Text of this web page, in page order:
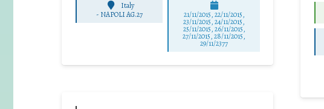
Italy
- NAPOLI AG.27 21/11/2015, 22/11/2015,
23/11/2015, 24/11/2015,
25/11/2015, 26/11/2015,
27/11/2015, 28/11/2015,
29/11/2377